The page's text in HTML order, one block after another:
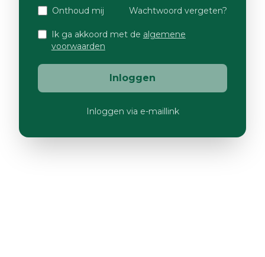
Onthoud mij Wachtwoord vergeten?
Ik ga akkoord met de algemene
voorwaarden
Inloggen
Inloggen via e-maillink